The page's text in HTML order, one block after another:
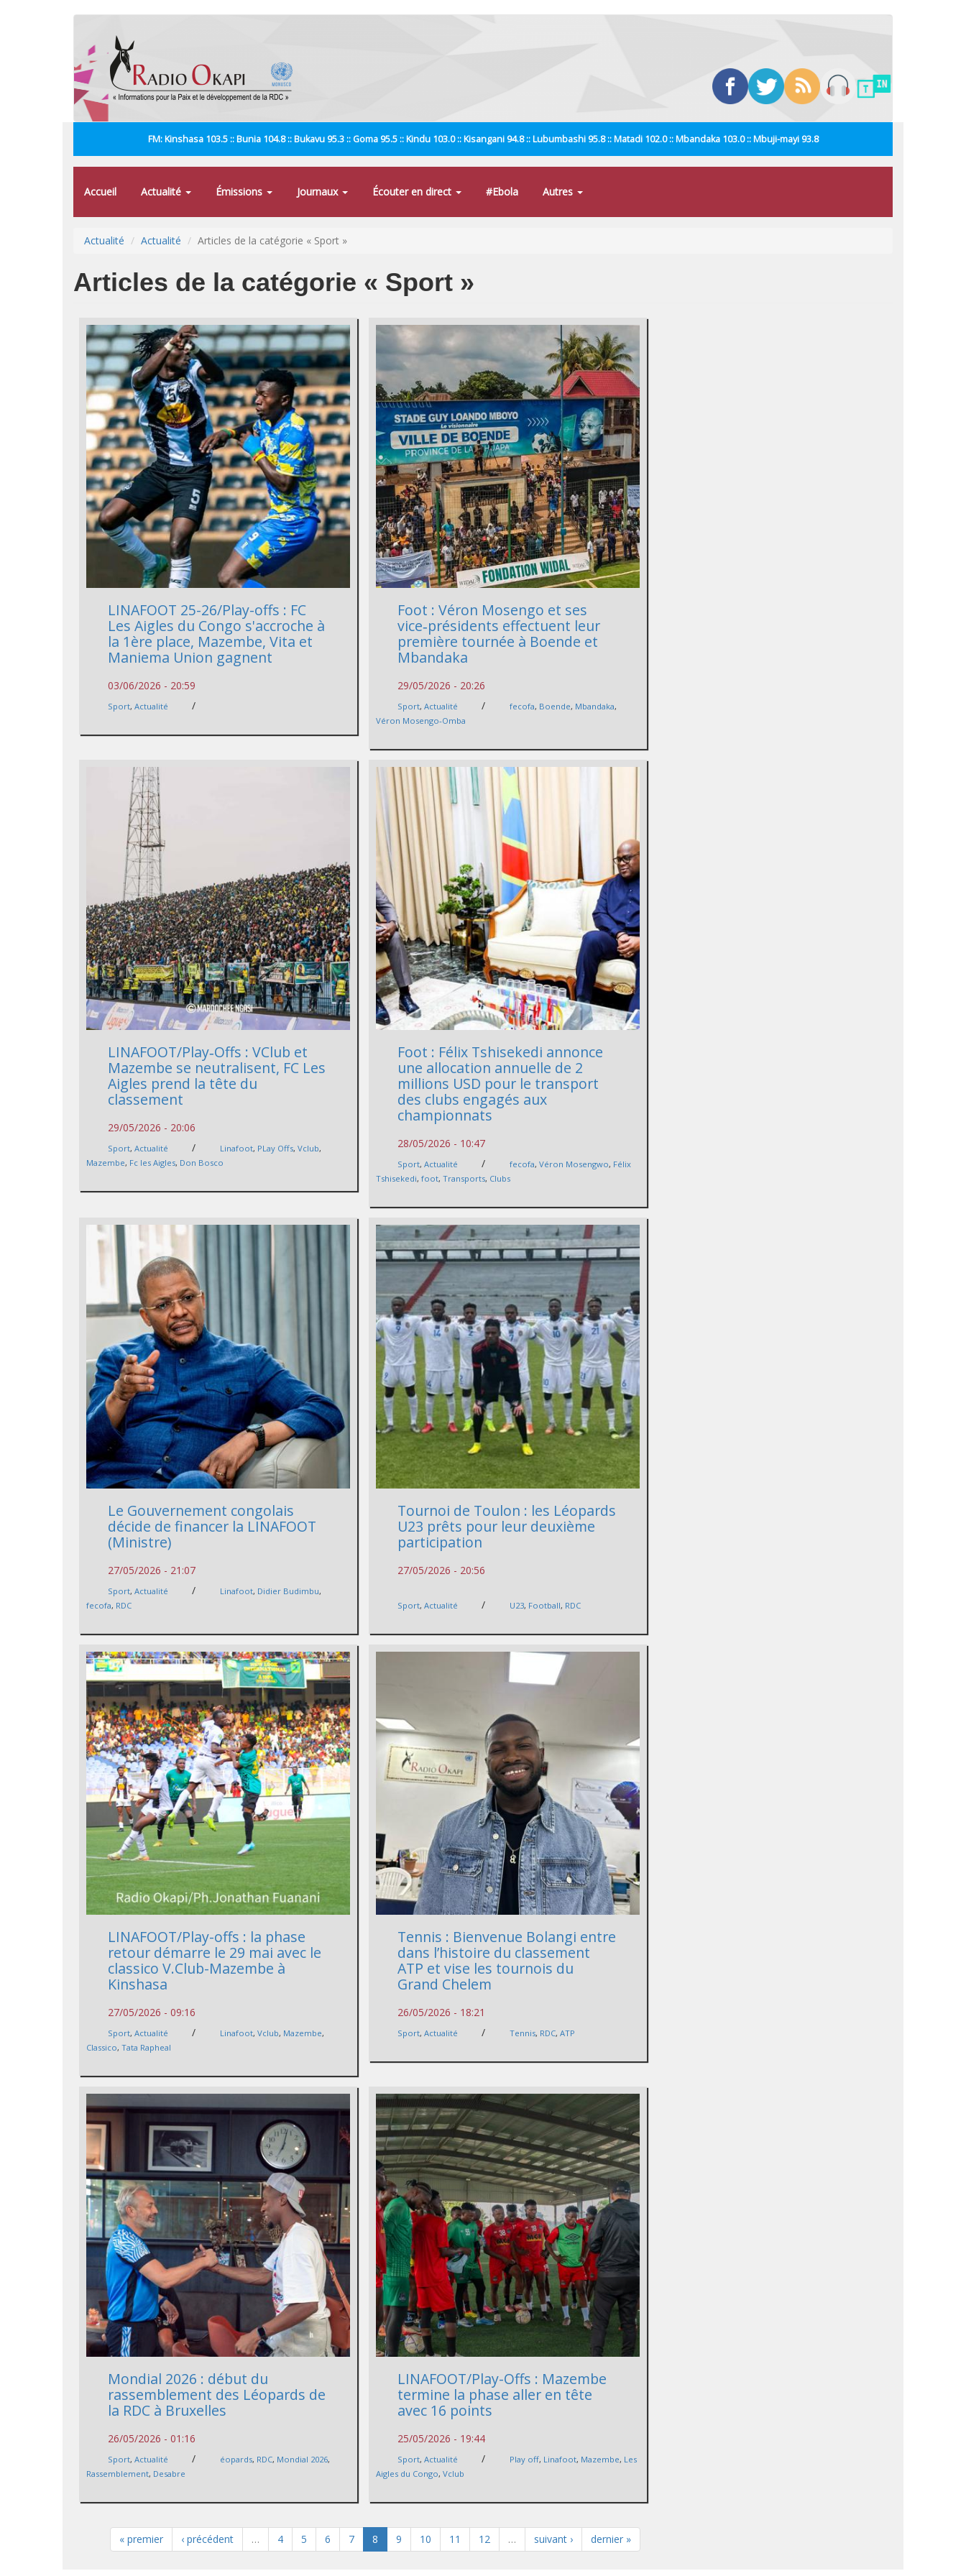
FM: Kinshasa 103.5 :: Bunia 104.8 :: Bukavu 95.3 :: Goma 95.5 :: Kindu 103.0 :: Kisangani 94.8 :: Lubumbashi 95.8 :: Matadi 102.0 :: Mbandaka 103.0 :: Mbuji-mayi 93.8
Accueil Actualité Émissions Journaux Écouter en direct #Ebola Autres
Actualité Actualité Articles de la catégorie « Sport »
Articles de la catégorie « Sport »
LINAFOOT 25-26/Play-offs : FC
Les Aigles du Congo s'accroche à
la 1ère place, Mazembe, Vita et
Maniema Union gagnent
03/06/2026 - 20:59
Sport,Actualité /
Foot : Véron Mosengo et ses
vice‑présidents effectuent leur
première tournée à Boende et
Mbandaka
29/05/2026 - 20:26
Sport,Actualité / fecofa, Boende, Mbandaka,
Véron Mosengo‑Omba
LINAFOOT/Play‑Offs : VClub et
Mazembe se neutralisent, FC Les
Aigles prend la tête du
classement
29/05/2026 - 20:06
Sport,Actualité / Linafoot, PLay Offs,Vclub,
Mazembe, Fc les Aigles, Don Bosco
Foot : Félix Tshisekedi annonce
une allocation annuelle de 2
millions USD pour le transport
des clubs engagés aux
championnats
28/05/2026 - 10:47
Sport,Actualité / fecofa,Véron Mosengwo, Félix
Tshisekedi,foot,Transports, Clubs
Le Gouvernement congolais
décide de financer la LINAFOOT
(Ministre)
27/05/2026 - 21:07
Sport,Actualité / Linafoot, Didier Budimbu,
fecofa, RDC
Tournoi de Toulon : les Léopards
U23 prêts pour leur deuxième
participation
27/05/2026 - 20:56
Sport,Actualité / U23, Football, RDC
LINAFOOT/Play-offs : la phase
retour démarre le 29 mai avec le
classico V.Club-Mazembe à
Kinshasa
27/05/2026 - 09:16
Sport,Actualité / Linafoot,Vclub, Mazembe,
Classico,Tata Rapheal
Tennis : Bienvenue Bolangi entre
dans l’histoire du classement
ATP et vise les tournois du
Grand Chelem
26/05/2026 - 18:21
Sport,Actualité / Tennis, RDC,ATP
Mondial 2026 : début du
rassemblement des Léopards de
la RDC à Bruxelles
26/05/2026 - 01:16
Sport,Actualité / éopards, RDC, Mondial 2026,
Rassemblement, Desabre
LINAFOOT/Play-Offs : Mazembe
termine la phase aller en tête
avec 16 points
25/05/2026 - 19:44
Sport,Actualité / Play off, Linafoot, Mazembe, Les
Aigles du Congo,Vclub
« premier ‹ précédent … 4 5 6 7 8 9 10 11 12 … suivant › dernier »